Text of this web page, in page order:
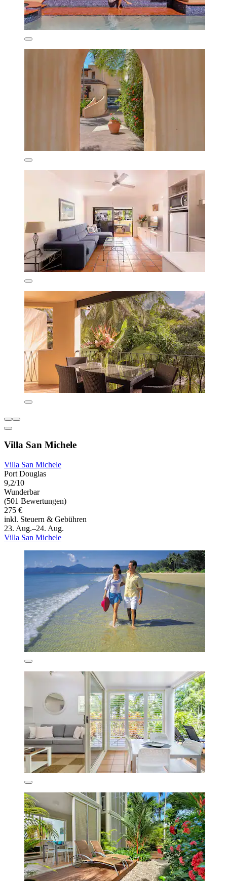
Villa San Michele
Villa San Michele
Port Douglas
9,2/10
Wunderbar
(501 Bewertungen)
275 €
inkl. Steuern & Gebühren
23. Aug.–24. Aug.
Villa San Michele